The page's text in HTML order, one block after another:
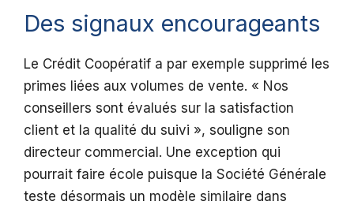
Des signaux encourageants
Le Crédit Coopératif a par exemple supprimé les
primes liées aux volumes de vente. « Nos
conseillers sont évalués sur la satisfaction
client et la qualité du suivi », souligne son
directeur commercial. Une exception qui
pourrait faire école puisque la Société Générale
teste désormais un modèle similaire dans